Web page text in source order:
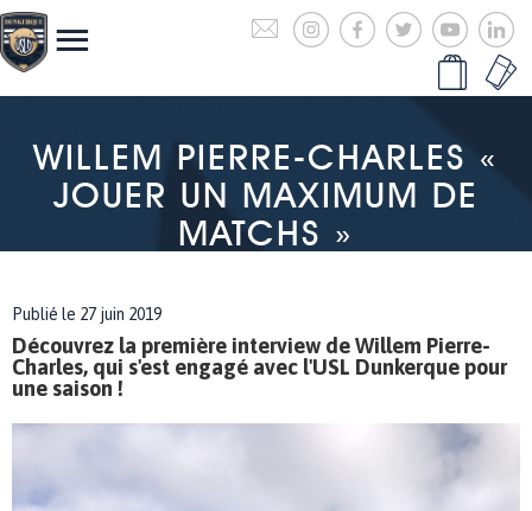
WILLEM PIERRE-CHARLES «
JOUER UN MAXIMUM DE
MATCHS »
Publié le 27 juin 2019
Découvrez la première interview de Willem Pierre-
Charles, qui s'est engagé avec l'USL Dunkerque pour
une saison !